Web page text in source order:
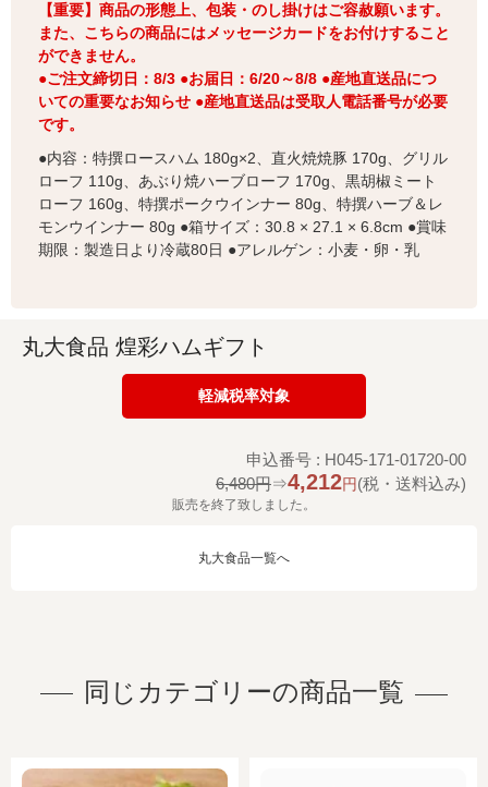
【重要】商品の形態上、包装・のし掛けはご容赦願います。
また、こちらの商品にはメッセージカードをお付けすること
ができません。
●ご注文締切日：8/3 ●お届日：6/20～8/8 ●産地直送品につ
いての重要なお知らせ ●産地直送品は受取人電話番号が必要
です。
●内容：特撰ロースハム 180g×2、直火焼焼豚 170g、グリル
ローフ 110g、あぶり焼ハーブローフ 170g、黒胡椒ミート
ローフ 160g、特撰ポークウインナー 80g、特撰ハーブ＆レ
モンウインナー 80g ●箱サイズ：30.8 × 27.1 × 6.8cm ●賞味
期限：製造日より冷蔵80日 ●アレルゲン：小麦・卵・乳
丸大食品 煌彩ハムギフト
軽減税率対象
申込番号 : H045-171-01720-00
6,480円⇒4,212円(税・送料込み)
販売を終了致しました。
丸大食品一覧へ
同じカテゴリーの商品一覧